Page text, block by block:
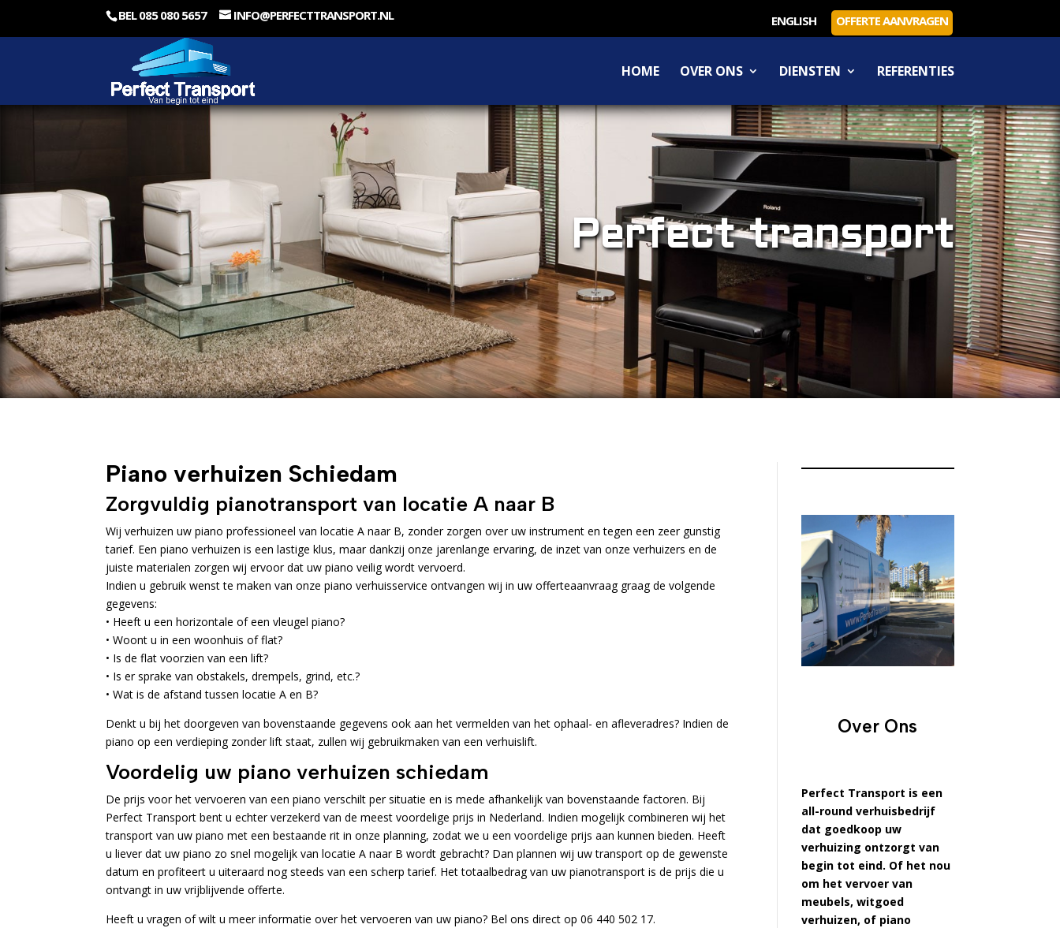
BEL 085 080 5657 INFO@PERFECTTRANSPORT.NL ENGLISH OFFERTE AANVRAGEN
HOME OVER ONS DIENSTEN REFERENTIES
Perfect transport
Piano verhuizen Schiedam
Zorgvuldig pianotransport van locatie A naar B
Wij verhuizen uw piano professioneel van locatie A naar B, zonder zorgen over uw instrument en tegen een zeer gunstig
tarief. Een piano verhuizen is een lastige klus, maar dankzij onze jarenlange ervaring, de inzet van onze verhuizers en de
juiste materialen zorgen wij ervoor dat uw piano veilig wordt vervoerd.
Indien u gebruik wenst te maken van onze piano verhuisservice ontvangen wij in uw offerteaanvraag graag de volgende
gegevens:
• Heeft u een horizontale of een vleugel piano?
• Woont u in een woonhuis of flat?
• Is de flat voorzien van een lift?
• Is er sprake van obstakels, drempels, grind, etc.?
• Wat is de afstand tussen locatie A en B?
Denkt u bij het doorgeven van bovenstaande gegevens ook aan het vermelden van het ophaal- en afleveradres? Indien de
piano op een verdieping zonder lift staat, zullen wij gebruikmaken van een verhuislift.
Voordelig uw piano verhuizen schiedam
De prijs voor het vervoeren van een piano verschilt per situatie en is mede afhankelijk van bovenstaande factoren. Bij
Perfect Transport bent u echter verzekerd van de meest voordelige prijs in Nederland. Indien mogelijk combineren wij het
transport van uw piano met een bestaande rit in onze planning, zodat we u een voordelige prijs aan kunnen bieden. Heeft
u liever dat uw piano zo snel mogelijk van locatie A naar B wordt gebracht? Dan plannen wij uw transport op de gewenste
datum en profiteert u uiteraard nog steeds van een scherp tarief. Het totaalbedrag van uw pianotransport is de prijs die u
ontvangt in uw vrijblijvende offerte.
Heeft u vragen of wilt u meer informatie over het vervoeren van uw piano? Bel ons direct op 06 440 502 17.
Over Ons
Perfect Transport is een
all-round verhuisbedrijf
dat goedkoop uw
verhuizing ontzorgt van
begin tot eind. Of het nou
om het vervoer van
meubels, witgoed
verhuizen, of piano